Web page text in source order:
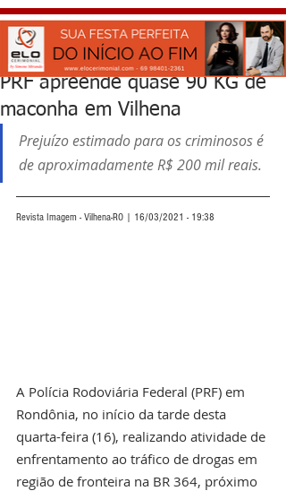
PRF apreende quase 90 KG de
maconha em Vilhena
Prejuízo estimado para os criminosos é
de aproximadamente R$ 200 mil reais.
Revista Imagem - Vilhena-RO | 16/03/2021 - 19:38
A Polícia Rodoviária Federal (PRF) em
Rondônia, no início da tarde desta
quarta-feira (16), realizando atividade de
enfrentamento ao tráfico de drogas em
região de fronteira na BR 364, próximo